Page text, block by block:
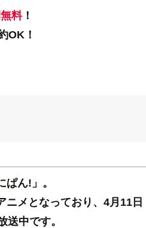
無料！
OK！
ん!」。
ニメとなっており、4月11日
送中です。